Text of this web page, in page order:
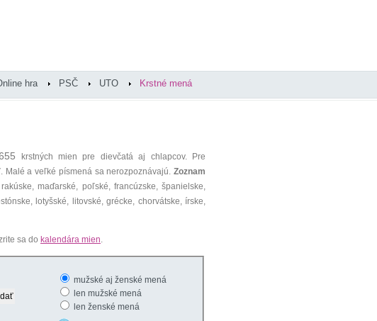
hra PSČ UTO Krstné mená
krstných mien pre dievčatá aj chlapcov. Pre
a veľké písmená sa nerozpoznávajú. Zoznam
maďarské, poľské, francúzske, španielske,
lotyšské, litovské, grécke, chorvátske, írske,
sa do kalendára mien.
mužské aj ženské mená
len mužské mená
len ženské mená